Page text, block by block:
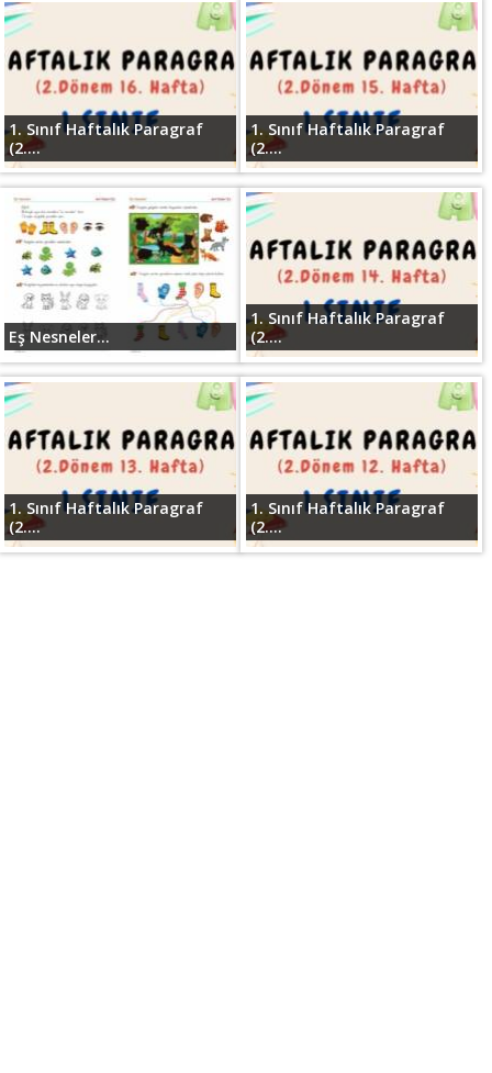
1. Sınıf Haftalık Paragraf
(2....
1. Sınıf Haftalık Paragraf
(2....
Eş Nesneler...
1. Sınıf Haftalık Paragraf
(2....
1. Sınıf Haftalık Paragraf
(2....
1. Sınıf Haftalık Paragraf
(2....